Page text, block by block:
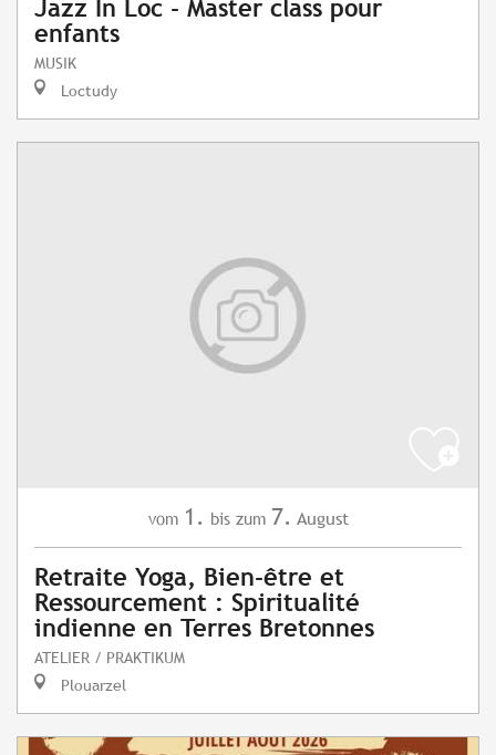
Jazz In Loc - Master class pour
enfants
MUSIK
Loctudy
vom 1. bis zum 7. August
Retraite Yoga, Bien-être et
Ressourcement : Spiritualité
indienne en Terres Bretonnes
ATELIER / PRAKTIKUM
Plouarzel